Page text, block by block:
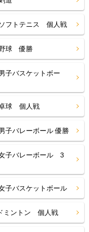
フトテニス 個人戦
球 優勝
バスケットボー
球 個人戦
バレーボール 優勝
子バレーボール 3
バスケットボール
ミントン 個人戦